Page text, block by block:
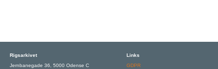
Rigsarkivet
Jernbanegade 36, 5000 Odense C
Links
GDPR